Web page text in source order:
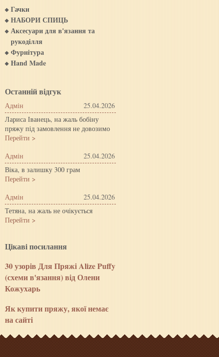
Гачки
НАБОРИ СПИЦЬ
Аксесуари для в'язання та
рукоділля
Фурнітура
Hand Made
Останній відгук
Адмін
25.04.2026
Лариса Іванець, на жаль бобіну
пряжу під замовлення не довозимо
Перейти >
Адмін
25.04.2026
Віка, в залишку 300 грам
Перейти >
Адмін
25.04.2026
Тетяна, на жаль не очікується
Перейти >
Цiкавi посилання
30 узорів Для Пряжі Alize Puffy
(схеми в'язання) від Олени
Кожухарь
Як купити пряжу, якої немає
на сайті